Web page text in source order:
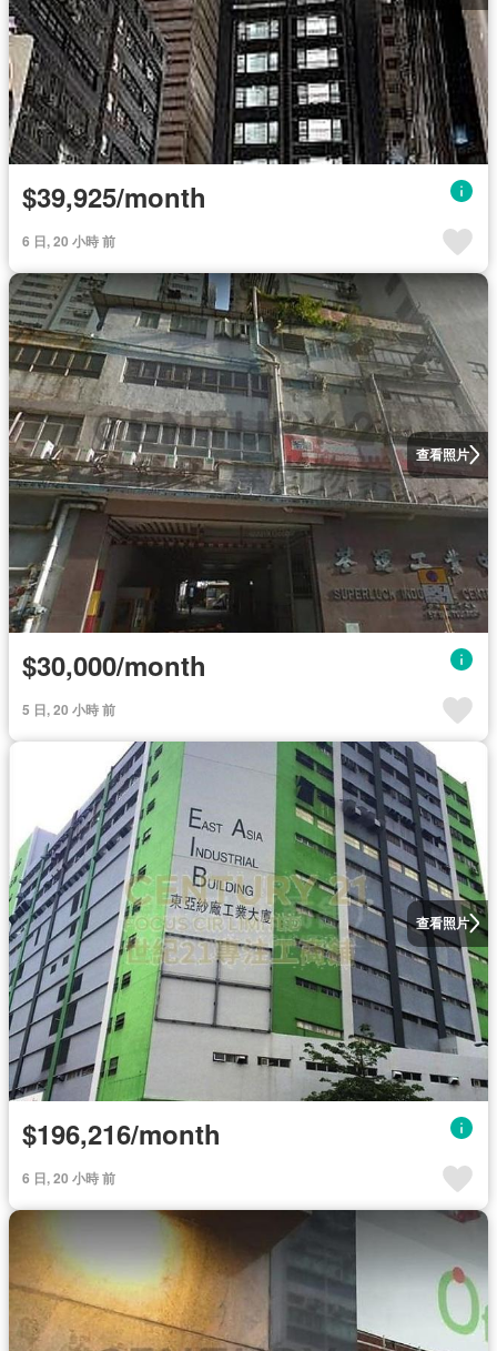
$39,925/month
6 日, 20 小時 前
查看照片
$30,000/month
5 日, 20 小時 前
查看照片
$196,216/month
6 日, 20 小時 前